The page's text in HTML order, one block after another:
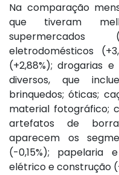
Na comparação
que tiveram
eletrodomésticos
(+2,88%); drogarias
diversos, que
brinquedos; óticas;
material fotográfico;
artefatos de
aparecem os
(-0,15%); papelaria
elétrico e construção